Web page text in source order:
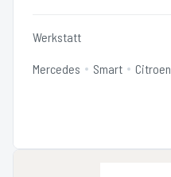
Werkstatt
Mercedes Smart Citroen